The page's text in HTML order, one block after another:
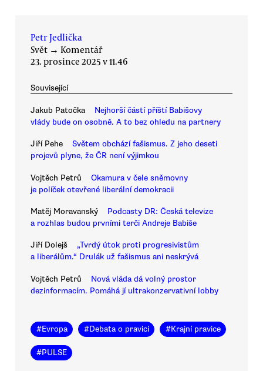
Petr Jedlička
Svět → Komentář
23. prosince 2025 v 11.46
Související
Jakub Patočka
Nejhorší částí příští Babišovy
vlády bude on osobně. A to bez ohledu na partnery
Jiří Pehe
Světem obchází fašismus. Z jeho deseti
projevů plyne, že ČR není výjimkou
Vojtěch Petrů
Okamura v čele sněmovny
je políček otevřené liberální demokracii
Matěj Moravanský
Podcasty DR: Česká televize
a rozhlas budou prvními terči Andreje Babiše
Jiří Dolejš
„Tvrdý útok proti progresivistům
a liberálům.“ Drulák už fašismus ani neskrývá
Vojtěch Petrů
Nová vláda dá volný prostor
dezinformacím. Pomáhá jí ultrakonzervativní lobby
#Evropa #Debata o pravici #Krajní pravice
#PULSE